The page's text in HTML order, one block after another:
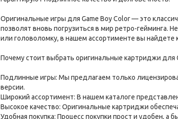
Оригинальные игры для Game Boy Color — это
позволят вновь погрузиться в мир ретро-гейминга.
или головоломку, в нашем ассортименте вы найдете
Почему стоит выбрать оригинальные картриджи для
Подлинные игры: Мы предлагаем только
версии.
Широкий ассортимент: В нашем каталоге
Высокое качество: Оригинальные картриджи
Удобная покупка: Процесс покупки прост и удобен, а